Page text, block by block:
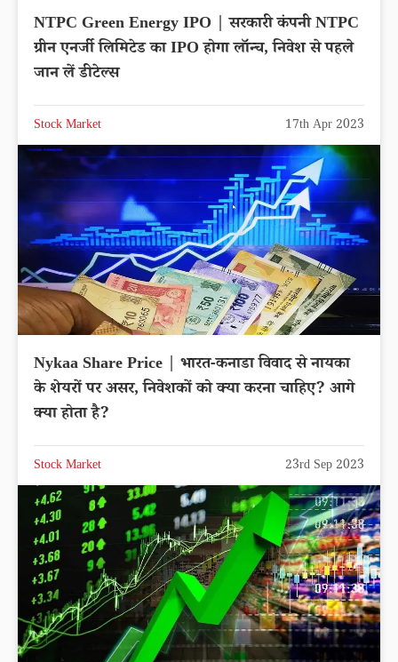
NTPC Green Energy IPO | सरकारी कंपनी NTPC
ग्रीन एनर्जी लिमिटेड का IPO होगा लॉन्च, निवेश से पहले
जान लें डीटेल्स
Stock Market 17th Apr 2023
Nykaa Share Price | भारत-कनाडा विवाद से नायका
के शेयरों पर असर, निवेशकों को क्या करना चाहिए? आगे
क्या होता है?
Stock Market 23rd Sep 2023